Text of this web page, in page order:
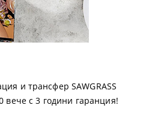
и трансфер SAWGRASS
вече с 3 години гаранция!